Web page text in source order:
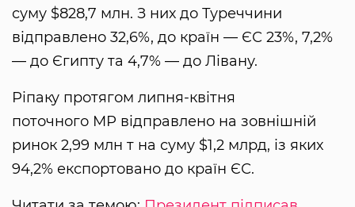
суму $828,7 млн. З них до Туреччини
відправлено 32,6%, до країн — ЄС 23%, 7,2%
— до Єгипту та 4,7% — до Лівану.
Ріпаку протягом липня-квітня
поточного МР відправлено на зовнішній
ринок 2,99 млн т на суму $1,2 млрд, із яких
94,2% експортовано до країн ЄС.